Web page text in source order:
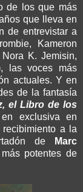
de los que más
que lleva en
de entrevistar a
Kameron
K. Jemisin,
las voces más
actuales. Y en
de la fantasía
el Libro de los
exclusiva en
a la
de
Marc
potentes de